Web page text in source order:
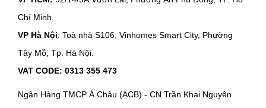
Chí Minh.
VP Hà Nội: Toà nhà S106, Vinhomes Smart City, Phường
Tây Mỗ, Tp. Hà Nội.
VAT CODE: 0313 355 473
Ngân Hàng TMCP Á Châu (ACB) - CN Trần Khai Nguyên